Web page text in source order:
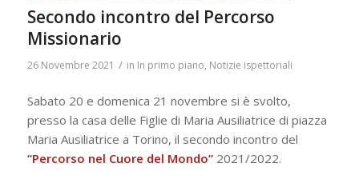
Secondo incontro del Percorso
Missionario
26 Novembre 2021 / in In primo piano, Notizie ispettoriali
Sabato 20 e domenica 21 novembre si è svolto,
presso la casa delle Figlie di Maria Ausiliatrice di piazza
Maria Ausiliatrice a Torino, il secondo incontro del
“Percorso nel Cuore del Mondo” 2021/2022.